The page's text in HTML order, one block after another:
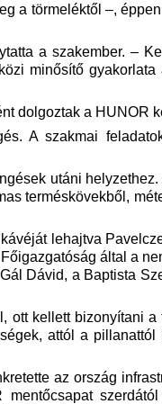
a törmeléktől –,
a szakember. –
minősítő
dolgoztak a HUNOR
A szakmai
utáni
terméskövekből,
lehajtva
által a
Dávid, a Baptista
kellett bizonyítani
attól a
az ország